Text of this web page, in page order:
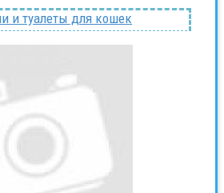
и туалеты для кошек